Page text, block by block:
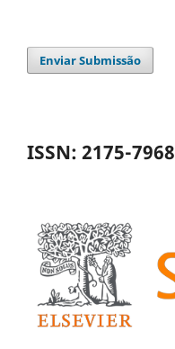
Enviar Submissão
ISSN: 2175-7968